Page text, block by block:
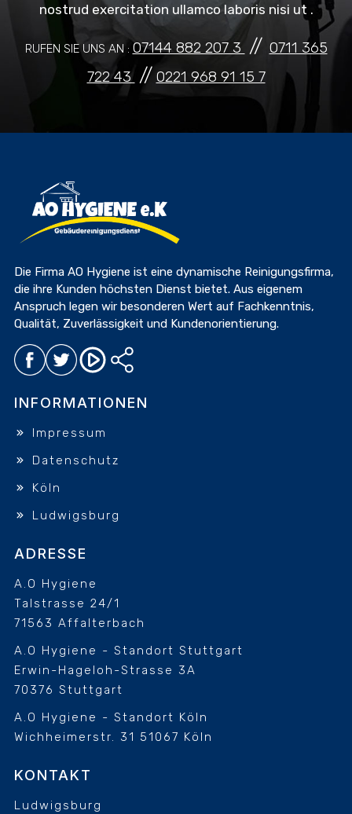
nostrud exercitation ullamco laboris nisi ut .
RUFEN SIE UNS AN : 07144 882 207 3 // 0711 365
722 43 // 0221 968 91 15 7
Die Firma AO Hygiene ist eine dynamische Reinigungsfirma,
die ihre Kunden höchsten Dienst bietet. Aus eigenem
Anspruch legen wir besonderen Wert auf Fachkenntnis,
Qualität, Zuverlässigkeit und Kundenorientierung.
INFORMATIONEN
Impressum
Datenschutz
Köln
Ludwigsburg
ADRESSE
A.O Hygiene
Talstrasse 24/1
71563 Affalterbach
A.O Hygiene - Standort Stuttgart
Erwin-Hageloh-Strasse 3A
70376 Stuttgart
A.O Hygiene - Standort Köln
Wichheimerstr. 31 51067 Köln
KONTAKT
Ludwigsburg